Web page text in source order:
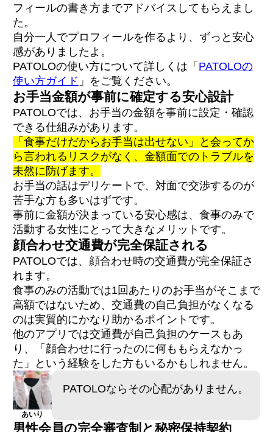
フィールの書き方までアドバイスしてもらえまし
た。
自分一人でプロフィールを作るより、ずっと安心
感がありましたよ。
PATOLOの使い方について詳しくは「 PATOLOの
使い方ガイド 」をご覧ください。
お手当金額が事前に確定する安心設計
PATOLOでは、お手当の金額を事前に設定・確認
できる仕組みがあります。
「食事だけだからお手当は出せない」と会ってか
ら言われるリスクがなく、金額面でのトラブルを
未然に防げます。
お手当の話はデリケートで、対面で交渉するのが
苦手な方も多いはずです。
事前に金額が決まっている安心感は、食事のみで
活動する女性にとって大きなメリットです。
顔合わせ交通費が完全保証される
PATOLOでは、顔合わせ時の交通費が完全保証さ
れます。
食事のみの活動では1回あたりのお手当がそこまで
高額ではないため、交通費の自己負担がなくなる
のは実質的にかなり助かるポイントです。
他のアプリでは交通費が自己負担のケースもあ
り、「顔合わせに行ったのに何ももらえなかっ
た」という経験をした方もいるかもしれません。
あいり
PATOLOならその心配がありません。
男性会員の完全審査制と秘密保持契約